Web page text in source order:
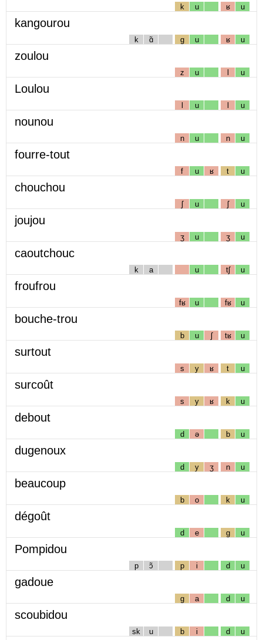
k u ʁ u
kangourou
k ɑ̃ g u ʁ u
zoulou
z u l u
Loulou
l u l u
nounou
n u n u
fourre-tout
f u ʁ t u
chouchou
ʃ u ʃ u
joujou
ʒ u ʒ u
caoutchouc
k a u tʃ u
froufrou
fʁ u fʁ u
bouche-trou
b u ʃ tʁ u
surtout
s y ʁ t u
surcoût
s y ʁ k u
debout
d ə b u
dugenoux
d y ʒ n u
beaucoup
b o k u
dégoût
d e g u
Pompidou
p ɔ̃ p i d u
gadoue
g a d u
scoubidou
sk u b i d u